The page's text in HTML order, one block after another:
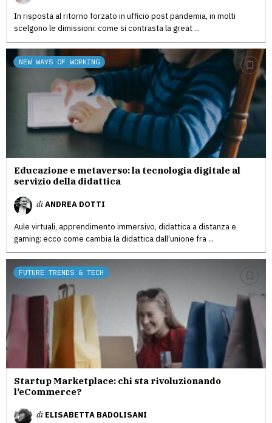
In risposta al ritorno forzato in ufficio post pandemia, in molti
scelgono le dimissioni: come si contrasta la great ...
NEW WAYS OF WORKING
Educazione e metaverso: la tecnologia digitale al
servizio della didattica
diANDREA DOTTI
Aule virtuali, apprendimento immersivo, didattica a distanza e
gaming: ecco come cambia la didattica dall’unione fra ...
FUTURE TRENDS & TECH
Startup Marketplace: chi sta rivoluzionando
l’eCommerce?
di ELISABETTA BADOLISANI